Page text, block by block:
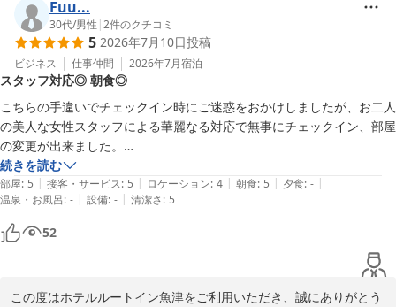
変嬉しく存じます。
黒部名水マラソン大会前後のご滞在が快適にお過ごしいただけご様
子に安堵しております。
しかしながら朝食メニューについてのご意見も真摯に受けとめさせ
ていただき、ご期待にお応えできるよう努めてまいります。
今後もお客様にとってより良いサービスを目指してまいりますの
で、ぜひ次回のご来館心よりお待ちしております。
フロント　福森
ホテルルートイン魚津
Fuu...
30代/男性 |2件のクチコミ
5 2026年7月10日投稿
ビジネス 仕事仲間 2026年7月宿泊
スタッフ対応◎ 朝食◎
こちらの手違いでチェックイン時にご迷惑をおかけしましたが、お二人
の美人な女性スタッフによる華麗なる対応で無事にチェックイン、部屋
の変更が出来ました。
出張がよくあるので色々なビジネスホテル行きますが、やはり安定のル
ートイン。
部屋も綺麗。テレビも大きい。
朝食も豊富でコスパ良いです。
コンビニ、スーパーも近く駐車場も広くて何も言うことないです。
続きを読む
部屋: 5 | 接客・サービス: 5 | ロケーション: 4 | 朝食: 5 | 夕食: - |
温泉・お風呂: - | 設備: - | 清潔さ: 5
52
この度はホテルルートイン魚津をご利用いただき、誠にありがとう